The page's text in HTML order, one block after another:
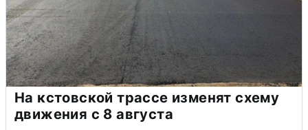
На кстовской трассе изменят схему
движения с 8 августа